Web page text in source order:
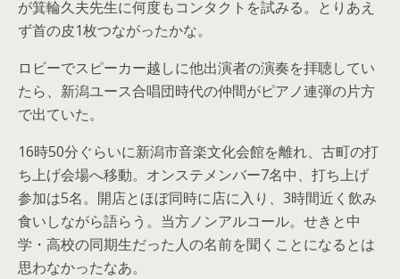
が箕輪久夫先生に何度もコンタクトを試みる。とりあえ
ず首の皮1枚つながったかな。
ロビーでスピーカー越しに他出演者の演奏を拝聴してい
たら、新潟ユース合唱団時代の仲間がピアノ連弾の片方
で出ていた。
16時50分ぐらいに新潟市音楽文化会館を離れ、古町の打
ち上げ会場へ移動。オンステメンバー7名中、打ち上げ
参加は5名。開店とほぼ同時に店に入り、3時間近く飲み
食いしながら語らう。当方ノンアルコール。せきと中
学・高校の同期生だった人の名前を聞くことになるとは
思わなかったなあ。